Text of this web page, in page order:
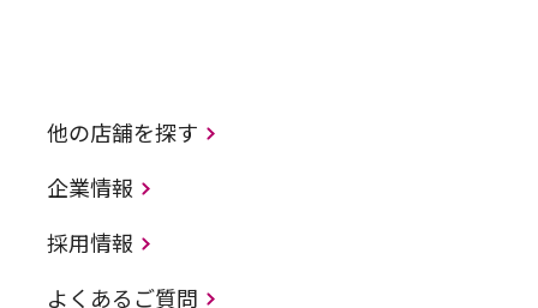
他の店舗を探す
企業情報
採用情報
よくあるご質問